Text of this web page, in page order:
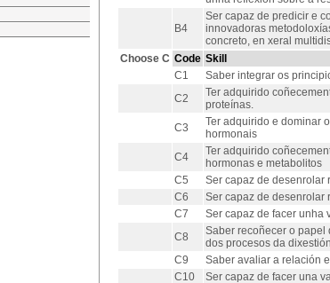
B4
Ser capaz de predicir e
innovadoras
concreto, en xeral
Choose C Code Skill
C1
Saber integrar os
C2
Ter adquirido
proteínas.
C3
Ter adquirido e dominar
hormonais
C4
Ter adquirido
hormonas e metabolitos
C5
Ser capaz de desenrolar
C6
Ser capaz de desenrolar
C7
Ser capaz de facer unha
C8
Saber recoñecer o papel
dos procesos da
C9
Saber avaliar a relación
C10
Ser capaz de facer una